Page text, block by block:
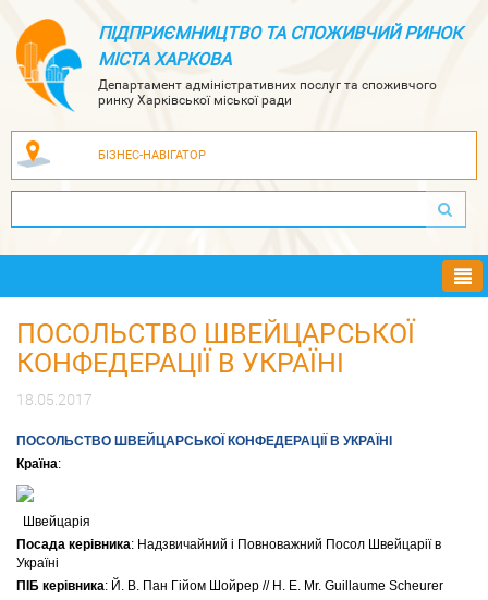
ПІДПРИЄМНИЦТВО ТА СПОЖИВЧИЙ РИНОК
МІСТА ХАРКОВА
Департамент адміністративних послуг та споживчого
ринку Харківської міської ради
БІЗНЕС-НАВІГАТОР
ПОСОЛЬСТВО ШВЕЙЦАРСЬКОЇ
КОНФЕДЕРАЦІЇ В УКРАЇНІ
18.05.2017
ПОСОЛЬСТВО ШВЕЙЦАРСЬКОЇ КОНФЕДЕРАЦІЇ В УКРАЇНІ
Країна:
Швейцарія
Посада керівника: Надзвичайний i Повноважний Посол Швейцарії в
Україні
ПІБ керівника: Й. В. Пан Гійом Шойрер // H. E. Mr. Guillaume Scheurer